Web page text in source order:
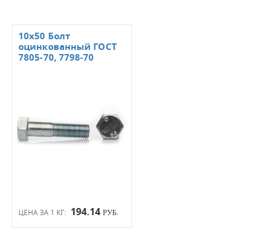
ЦЕНА ЗА 1 КГ: 194.14 РУБ.
10x50 Болт
оцинкованный ГОСТ
7805-70, 7798-70